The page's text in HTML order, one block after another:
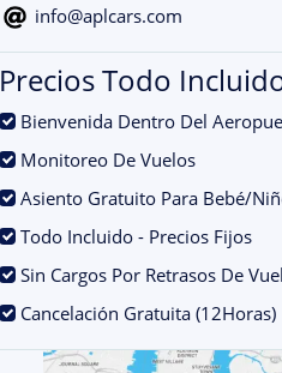
info@aplcars.com
Precios Todo
Bienvenida Dentro Del
Monitoreo De Vuelos
Asiento Gratuito Para Bebé/
Todo Incluido - Precios Fijos
Sin Cargos Por Retrasos De
Cancelación Gratuita (12Horas)